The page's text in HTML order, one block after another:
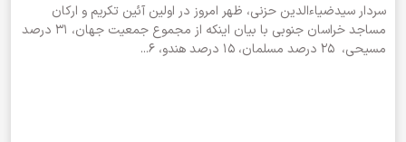
سردار سیدضیاء‌الدین حزنی، ظهر امروز در اولین آئین تکریم و ارکان
مساجد خراسان جنوبی با بیان اینکه از مجموع جمعیت جهان، 31 درصد
مسیحی، 25 درصد مسلمان، 15 درصد هندو، 6...